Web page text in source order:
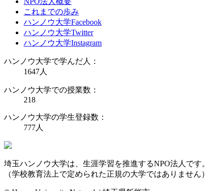
これまでの歩み
ハンノウ大学Facebook
ハンノウ大学Twitter
ハンノウ大学Instagram
ハンノウ大学で学んだ人：
1647人
ハンノウ大学での授業数：
218
ハンノウ大学の学生登録数：
777人
埼玉ハンノウ大学は、生涯学習を推進するNPO法人です。
（学校教育法上で定められた正規の大学ではありません）